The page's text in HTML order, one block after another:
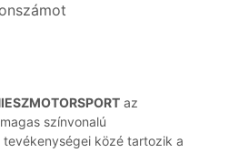
az
színvonalú
közé tartozik a